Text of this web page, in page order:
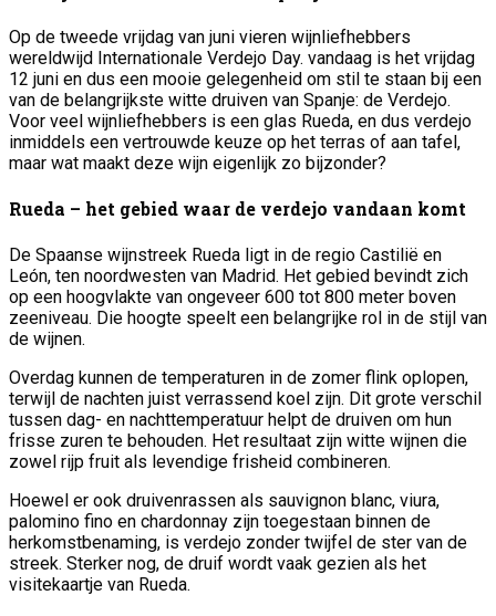
Op de tweede vrijdag van juni vieren wijnliefhebbers
wereldwijd Internationale Verdejo Day. vandaag is het vrijdag
12 juni en dus een mooie gelegenheid om stil te staan bij een
van de belangrijkste witte druiven van Spanje: de Verdejo.
Voor veel wijnliefhebbers is een glas Rueda, en dus verdejo
inmiddels een vertrouwde keuze op het terras of aan tafel,
maar wat maakt deze wijn eigenlijk zo bijzonder?
Rueda – het gebied waar de verdejo vandaan komt
De Spaanse wijnstreek Rueda ligt in de regio Castilië en
León, ten noordwesten van Madrid. Het gebied bevindt zich
op een hoogvlakte van ongeveer 600 tot 800 meter boven
zeeniveau. Die hoogte speelt een belangrijke rol in de stijl van
de wijnen.
Overdag kunnen de temperaturen in de zomer flink oplopen,
terwijl de nachten juist verrassend koel zijn. Dit grote verschil
tussen dag- en nachttemperatuur helpt de druiven om hun
frisse zuren te behouden. Het resultaat zijn witte wijnen die
zowel rijp fruit als levendige frisheid combineren.
Hoewel er ook druivenrassen als sauvignon blanc, viura,
palomino fino en chardonnay zijn toegestaan binnen de
herkomstbenaming, is verdejo zonder twijfel de ster van de
streek. Sterker nog, de druif wordt vaak gezien als het
visitekaartje van Rueda.